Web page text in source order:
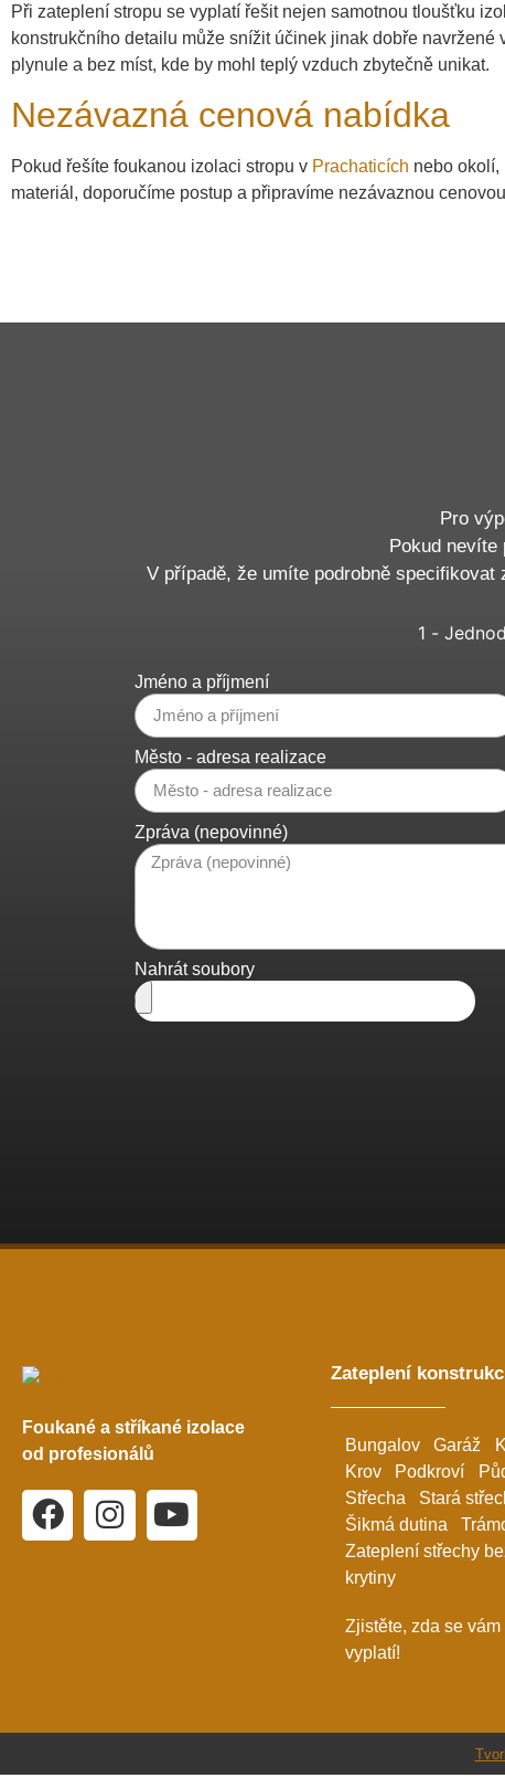
Při zateplení stropu se vyplatí řešit nejen samotnou tloušťku
konstrukčního detailu může snížit účinek jinak dobře
plynule a bez míst, kde by mohl teplý vzduch zbytečně unikat.
Nezávazná cenová nabídka
Pokud řešíte foukanou izolaci stropu v Prachaticích nebo okolí,
materiál, doporučíme postup a připravíme nezávaznou
Pro
Pokud nevíte
V případě, že umíte podrobně
1 -
Jméno a příjmení
Město - adresa realizace
Zpráva (nepovinné)
Nahrát soubory
Foukané a stříkané izolace
od profesionálů
Zateplení
Bungalov Garáž
Krov
Podkroví
Střecha
Stará
Šikmá dutina
Zateplení střechy
krytiny
Zjistěte, zda se
vyplatí!